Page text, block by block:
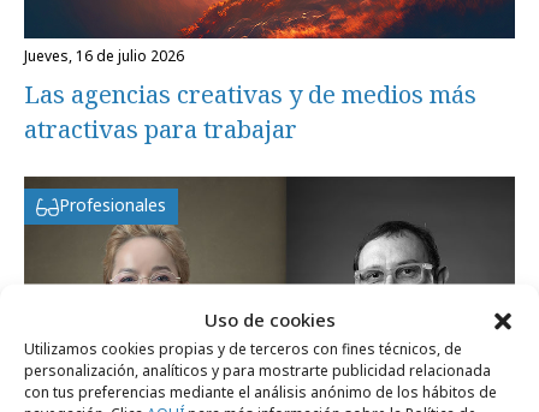
Uso de cookies
Utilizamos cookies propias y de terceros con fines técnicos, de
personalización, analíticos y para mostrarte publicidad relacionada
con tus preferencias mediante el análisis anónimo de los hábitos de
jueves, 16 de julio 2026
Las agencias creativas y de medios más
atractivas para trabajar
Profesionales